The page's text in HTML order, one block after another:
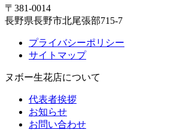
〒381-0014
長野県長野市北尾張部715-7
プライバシーポリシー
サイトマップ
ヌボー生花店について
代表者挨拶
お知らせ
お問い合わせ